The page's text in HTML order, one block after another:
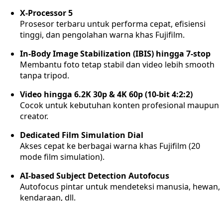
X-Processor 5
Prosesor terbaru untuk performa cepat, efisiensi
tinggi, dan pengolahan warna khas Fujifilm.
In-Body Image Stabilization (IBIS) hingga 7-stop
Membantu foto tetap stabil dan video lebih smooth
tanpa tripod.
Video hingga 6.2K 30p & 4K 60p (10-bit 4:2:2)
Cocok untuk kebutuhan konten profesional maupun
creator.
Dedicated Film Simulation Dial
Akses cepat ke berbagai warna khas Fujifilm (20
mode film simulation).
AI-based Subject Detection Autofocus
Autofocus pintar untuk mendeteksi manusia, hewan,
kendaraan, dll.